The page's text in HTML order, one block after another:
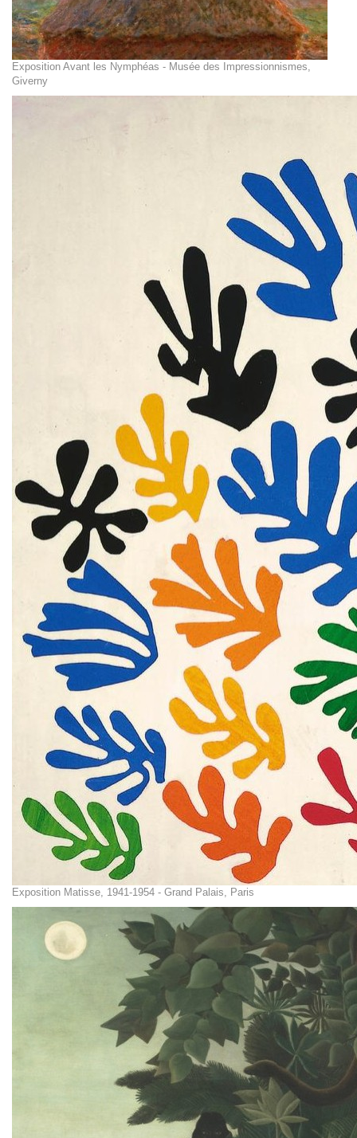
Exposition Avant les Nymphéas - Musée des Impressionnismes,
Giverny
Exposition Matisse, 1941-1954 - Grand Palais, Paris